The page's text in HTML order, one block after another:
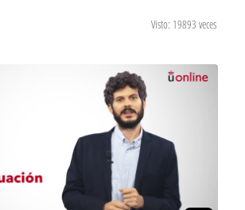
Visto: 19893 veces